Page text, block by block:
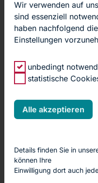
Die interdisziplinäre
wöchentlich immer
Dölau statt.
zusätzlich über eine
Einrichtungen:
Viszeralchirurgie
Wir verwenden auf
sind essenziell
haben nachfolgend
Einstellungen
unbedingt
statistische
Alle akzeptieren
Details finden Sie in
können Ihre
Einwilligung dort auch